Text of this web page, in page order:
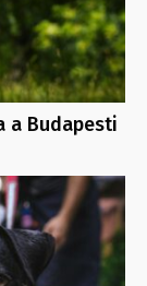
a Budapesti